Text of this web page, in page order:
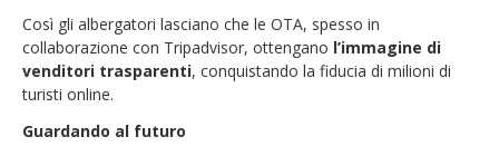
Così gli albergatori lasciano che le OTA, spesso in
collaborazione con Tripadvisor, ottengano l’immagine di
venditori trasparenti, conquistando la fiducia di milioni di
turisti online.
Guardando al futuro